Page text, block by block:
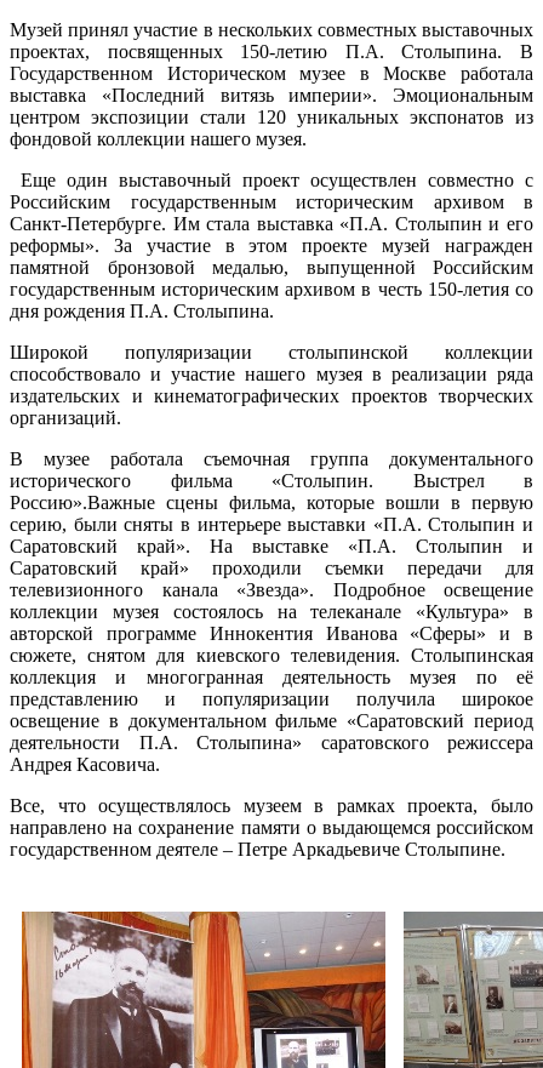
Музей принял участие в нескольких совместных выставочных
проектах, посвященных 150-летию П.А. Столыпина. В
Государственном Историческом музее в Москве работала
выставка «Последний витязь империи». Эмоциональным
центром экспозиции стали 120 уникальных экспонатов из
фондовой коллекции нашего музея.
Еще один выставочный проект осуществлен совместно с
Российским государственным историческим архивом в
Санкт-Петербурге. Им стала выставка «П.А. Столыпин и его
реформы». За участие в этом проекте музей награжден
памятной бронзовой медалью, выпущенной Российским
государственным историческим архивом в честь 150-летия со
дня рождения П.А. Столыпина.
Широкой популяризации столыпинской коллекции
способствовало и участие нашего музея в реализации ряда
издательских и кинематографических проектов творческих
организаций.
В музее работала съемочная группа документального
исторического фильма «Столыпин. Выстрел в
Россию».Важные сцены фильма, которые вошли в первую
серию, были сняты в интерьере выставки «П.А. Столыпин и
Саратовский край». На выставке «П.А. Столыпин и
Саратовский край» проходили съемки передачи для
телевизионного канала «Звезда». Подробное освещение
коллекции музея состоялось на телеканале «Культура» в
авторской программе Иннокентия Иванова «Сферы» и в
сюжете, снятом для киевского телевидения. Столыпинская
коллекция и многогранная деятельность музея по её
представлению и популяризации получила широкое
освещение в документальном фильме «Саратовский период
деятельности П.А. Столыпина» саратовского режиссера
Андрея Касовича.
Все, что осуществлялось музеем в рамках проекта, было
направлено на сохранение памяти о выдающемся российском
государственном деятеле – Петре Аркадьевиче Столыпине.